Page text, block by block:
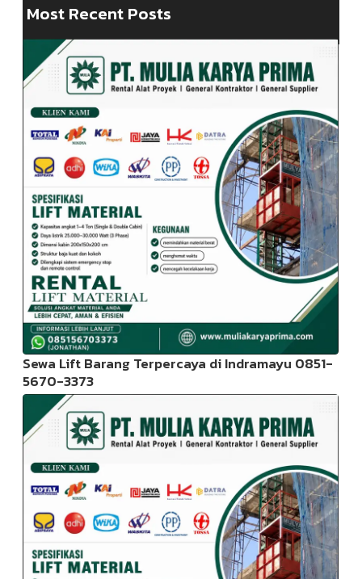
Most Recent Posts
Sewa Lift Barang Terpercaya di Indramayu 0851-
5670-3373